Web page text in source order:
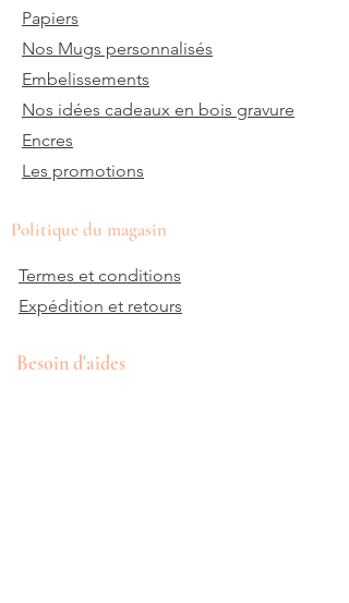
Papiers
Nos Mugs personnalisés
Embelissements
Nos idées cadeaux en bois gravure
Encres
Les promotions
Politique du magasin
Termes et conditions
Expédition et retours
Besoin d'aides